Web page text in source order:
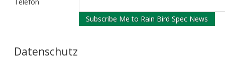
Datenschutz